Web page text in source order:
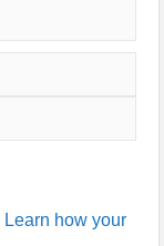
Learn how your